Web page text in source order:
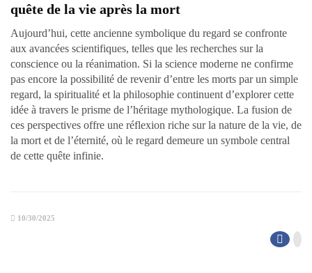
quête de la vie après la mort
Aujourd’hui, cette ancienne symbolique du regard se confronte
aux avancées scientifiques, telles que les recherches sur la
conscience ou la réanimation. Si la science moderne ne confirme
pas encore la possibilité de revenir d’entre les morts par un simple
regard, la spiritualité et la philosophie continuent d’explorer cette
idée à travers le prisme de l’héritage mythologique. La fusion de
ces perspectives offre une réflexion riche sur la nature de la vie, de
la mort et de l’éternité, où le regard demeure un symbole central
de cette quête infinie.
10/30/2025